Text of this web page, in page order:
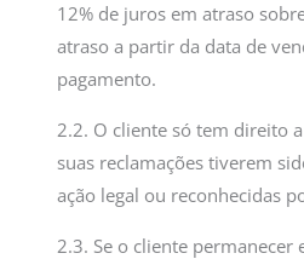
12% de juros em atraso
atraso a partir da data de
pagamento.
2.2. O cliente só tem direito
suas reclamações tiverem
ação legal ou reconhecidas
2.3. Se o cliente permanecer